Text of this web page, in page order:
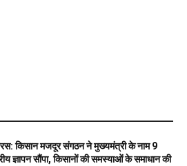
किसान मजदूर संगठन ने मुख्यमंत्री के नाम 9
ज्ञापन सौंपा, किसानों की समस्याओं के समाधान की